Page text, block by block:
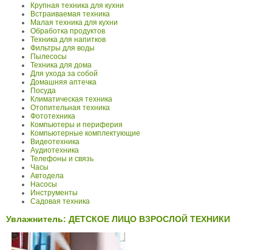
Крупная техника для кухни
Встраиваемая техника
Малая техника для кухни
Обработка продуктов
Техника для напитков
Фильтры для воды
Пылесосы
Техника для дома
Для ухода за собой
Домашняя аптечка
Посуда
Климатическая техника
Отопительная техника
Фототехника
Компьютеры и периферия
Компьютерные комплектующие
Видеотехника
Аудиотехника
Телефоны и связь
Часы
Автодела
Насосы
Инструменты
Садовая техника
Увлажнитель: ДЕТСКОЕ ЛИЦО ВЗРОСЛОЙ ТЕХНИКИ